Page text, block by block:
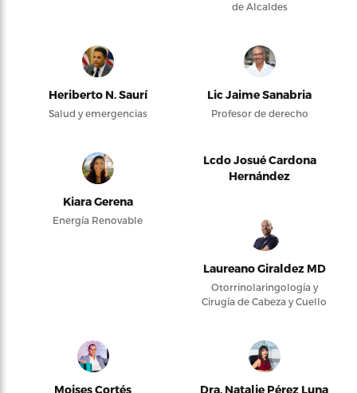
de Alcaldes
Heriberto N. Saurí
Salud y emergencias
Lic Jaime Sanabria
Profesor de derecho
Kiara Gerena
Energía Renovable
Lcdo Josué Cardona
Hernández
Laureano Giraldez MD
Otorrinolaringología y
Cirugía de Cabeza y Cuello
Moises Cortés Dra. Natalie Pérez Luna